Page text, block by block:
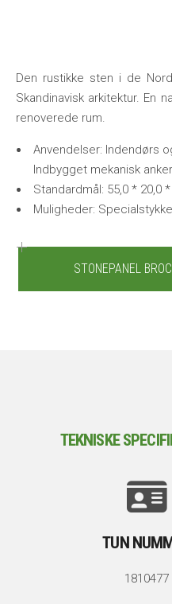
Den rustikke sten i de
Skandinavisk arkitektur. En
renoverede rum.
Anvendelser: Indendørs
Indbygget mekanisk
Standardmål: 55,0 * 20,0
Muligheder:
STONEPANEL
TEKNISKE
TUN
1810477